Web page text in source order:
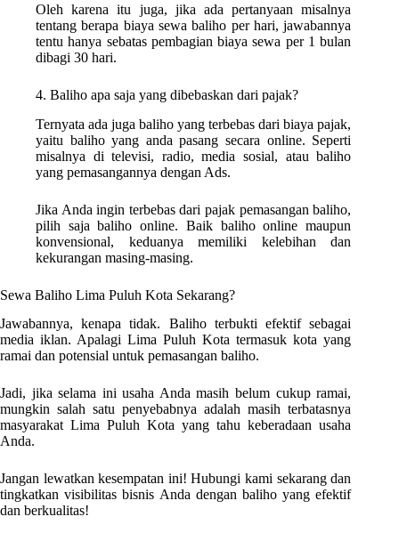
Oleh karena itu juga, jika ada pertanyaan misalnya
tentang berapa biaya sewa baliho per hari, jawabannya
tentu hanya sebatas pembagian biaya sewa per 1 bulan
dibagi 30 hari.
4. Baliho apa saja yang dibebaskan dari pajak?
Ternyata ada juga baliho yang terbebas dari biaya pajak,
yaitu baliho yang anda pasang secara online. Seperti
misalnya di televisi, radio, media sosial, atau baliho
yang pemasangannya dengan Ads.
Jika Anda ingin terbebas dari pajak pemasangan baliho,
pilih saja baliho online. Baik baliho online maupun
konvensional, keduanya memiliki kelebihan dan
kekurangan masing-masing.
Sewa Baliho Lima Puluh Kota Sekarang?
Jawabannya, kenapa tidak. Baliho terbukti efektif sebagai
media iklan. Apalagi Lima Puluh Kota termasuk kota yang
ramai dan potensial untuk pemasangan baliho.
Jadi, jika selama ini usaha Anda masih belum cukup ramai,
mungkin salah satu penyebabnya adalah masih terbatasnya
masyarakat Lima Puluh Kota yang tahu keberadaan usaha
Anda.
Jangan lewatkan kesempatan ini! Hubungi kami sekarang dan
tingkatkan visibilitas bisnis Anda dengan baliho yang efektif
dan berkualitas!